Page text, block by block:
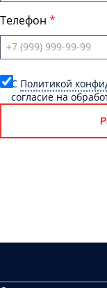
Телефон
C Политикой
согласие на